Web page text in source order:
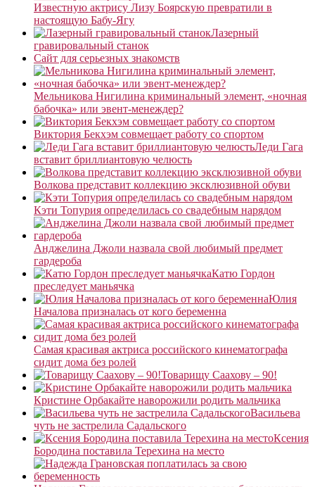
Известную актрису Лизу Боярскую превратили в
настоящую Бабу-Ягу
Лазерный
гравировальный станок
Сайт для серьезных знакомств
Мельникова Нигилина криминальный элемент, «ночная
бабочка» или эвент-менеждер?
Виктория Бекхэм совмещает работу со спортом
Леди Гага
вставит бриллиантовую челюсть
Волкова представит коллекцию эксклюзивной обуви
Кэти Топурия определилась со свадебным нарядом
Анджелина Джоли назвала свой любимый предмет
гардероба
Катю Гордон
преследует маньячка
Юлия
Началова призналась от кого беременна
Самая красивая актриса российского кинематографа
сидит дома без ролей
Товарищу Саахову – 90!
Кристине Орбакайте наворожили родить мальчика
Васильева
чуть не застрелила Садальского
Ксения
Бородина поставила Терехина на место